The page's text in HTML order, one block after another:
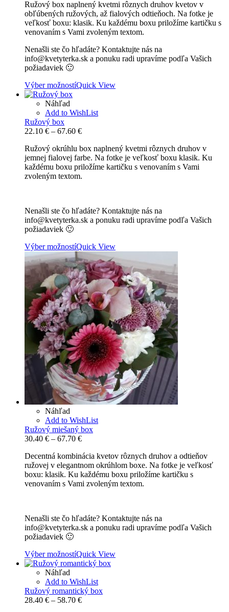
23.20 €
through
58.60 €
Ružový box naplnený kvetmi rôznych druhov kvetov v
obľúbených ružových, až fialových odtieňoch. Na fotke je
veľkosť boxu: klasik. Ku každému boxu priložíme kartičku s
venovaním s Vami zvoleným textom.
Nenašli ste čo hľadáte? Kontaktujte nás na
info@kvetyterka.sk a ponuku radi upravíme podľa Vašich
požiadaviek 🙂
Výber možnostíQuick View
Náhľad
Add to WishList
Ružový box
22.10 € – 67.60 €Price
22.10 €
through
67.60 €
Ružový okrúhlu box naplnený kvetmi rôznych druhov v
jemnej fialovej farbe. Na fotke je veľkosť boxu klasik. Ku
každému boxu priložíme kartičku s venovaním s Vami
zvoleným textom.
Nenašli ste čo hľadáte? Kontaktujte nás na
info@kvetyterka.sk a ponuku radi upravíme podľa Vašich
požiadaviek 🙂
Výber možnostíQuick View
Náhľad
Add to WishList
Ružový miešaný box
30.40 € – 67.70 €Price
30.40 €
through
67.70 €
Decentná kombinácia kvetov rôznych druhov a odtieňov
ružovej v elegantnom okrúhlom boxe. Na fotke je veľkosť
boxu: klasik. Ku každému boxu priložíme kartičku s
venovaním s Vami zvoleným textom.
Nenašli ste čo hľadáte? Kontaktujte nás na
info@kvetyterka.sk a ponuku radi upravíme podľa Vašich
požiadaviek 🙂
Výber možnostíQuick View
Náhľad
Add to WishList
Ružový romantický box
28.40 € – 58.70 €Price